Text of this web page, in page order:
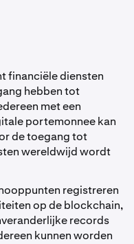
financiële diensten
hebben tot
met een
portemonnee kan
de toegang tot
wereldwijd wordt
registreren
op de blockchain,
records
kunnen worden